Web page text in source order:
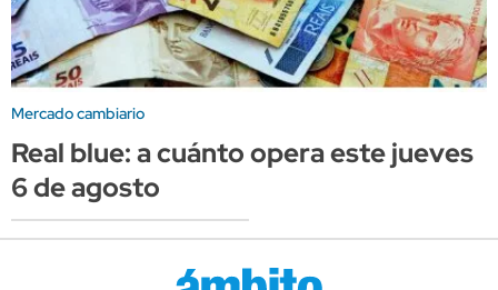
Mercado cambiario
Real blue: a cuánto opera este jueves
6 de agosto